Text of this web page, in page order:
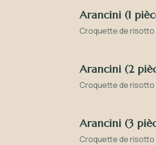
Arancini (1
Croquette de risotto
Arancini (2
Croquette de risotto
Arancini (3
Croquette de risotto